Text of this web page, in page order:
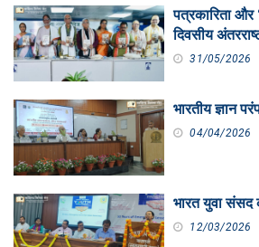
पत्रकारिता और
दिवसीय
31/05/2026
भारतीय ज्ञान
04/04/2026
भारत युवा
12/03/2026